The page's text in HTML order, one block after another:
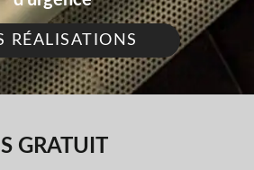
RÉALISATIONS
GRATUIT